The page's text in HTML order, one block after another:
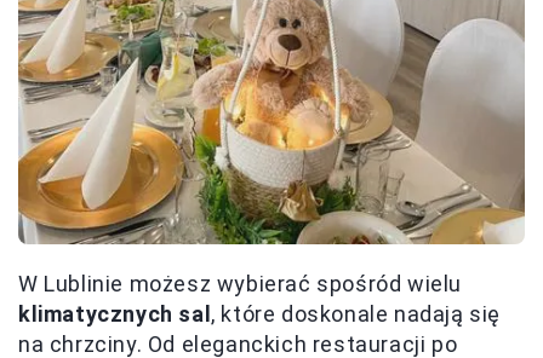
W Lublinie możesz wybierać spośród wielu
klimatycznych sal, które doskonale nadają się
na chrzciny. Od eleganckich restauracji po